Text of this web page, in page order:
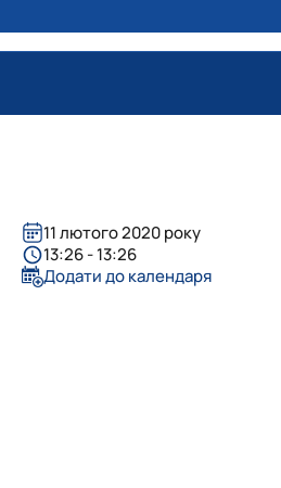
11 лютого 2020 року
13:26 - 13:26
Додати до календаря